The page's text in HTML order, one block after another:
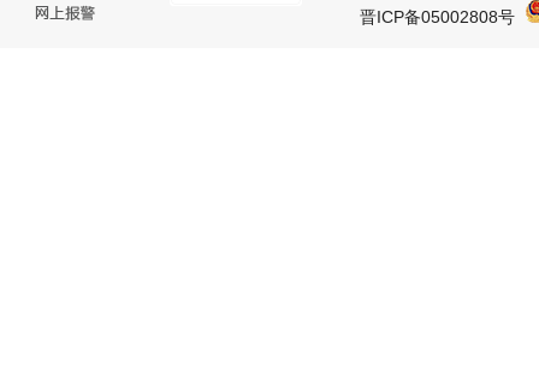
晋ICP备05002808号